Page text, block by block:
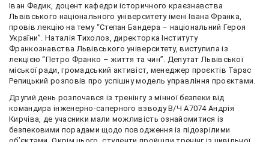
Іван Федик, доцент кафедри історичного краєзнавства
Львівського національного університету імені Івана Франка,
провів лекцію на тему “Степан Бандера – національний Героя
України”. Наталія Тихолоз, директорка Інституту
Франкознавства Львівського університету, виступила із
лекцією “Петро Франко – життя та чин”. Депутат Львівської
міської ради, громадський активіст, менеджер проєктів Тарас
Репицький розповів про успішну модель управління проєктами.
Другий день розпочався із тренінгу з мінної безпеки від
командира інженерно-саперного взводу В/Ч А7074 Андрія
Кирчіва, де учасники мали можливість ознайомитися із
безпековими порадами щодо поводження із підозрілими